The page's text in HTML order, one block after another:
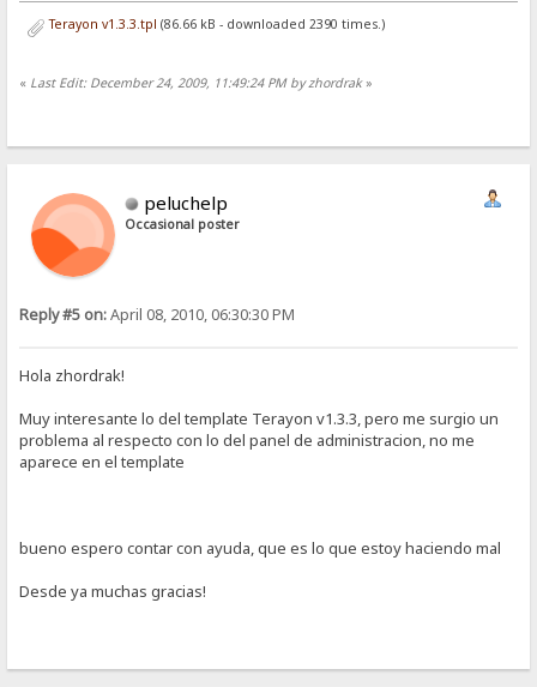
Terayon v1.3.3.tpl (86.66 kB - downloaded 2390 times.)
« Last Edit: December 24, 2009, 11:49:24 PM by zhordrak»
peluchelp
Occasional poster
Reply #5 on:April 08, 2010, 06:30:30 PM
Hola zhordrak!
Muy interesante lo del template Terayon v1.3.3, pero me surgio un
problema al respecto con lo del panel de administracion, no me
aparece en el template
bueno espero contar con ayuda, que es lo que estoy haciendo mal
Desde ya muchas gracias!